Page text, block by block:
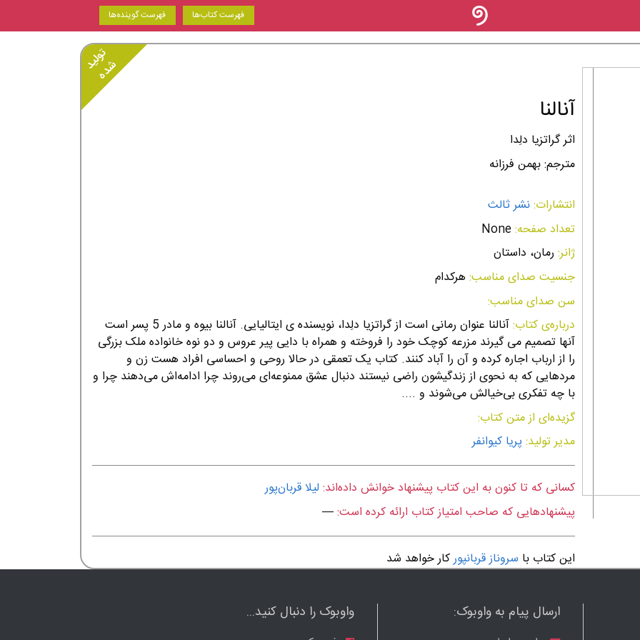
فهرست گوینده‌ها فهرست کتاب‌ها
تولید
شده
آنالنا
اثر گراتزیا دلِدا
مترجم: بهمن فرزانه
انتشارات:نشر ثالث
تعداد صفحه:None
ژانر:رمان، داستان
جنسیت صدای مناسب:هرکدام
سن صدای مناسب:
درباره‌ی کتاب:
آنالنا عنوان رمانی است از گراتزیا دلِدا، نویسنده ی ایتالیایی. آنالنا بیوه و مادر 5 پسر است
آنها تصمیم می گیرند مزرعه کوچک خود را فروخته و همراه با دایی پیر عروس و دو نوه خانواده ملک بزرگی
را از ارباب اجاره کرده و آن را آباد کنند. کتاب یک تعمقی در حالا روحی و احساسی افراد هست زن و
مردهایی که به نحوی از زندگیشون راضی نیستند دنبال عشق ممنوعه‌ای می‌روند چرا ادامه‌اش می‌دهند چرا و
با چه تفکری بی‌خیالش می‌شوند و ....
گزیده‌ای از متن کتاب:
مدیر تولید: پریا کیوانفر
کسانی که تا کنون به این کتاب پیشنهاد خوانش داده‌اند: لیلا قربان‌پور
پیشنهادهایی که صاحب امتیاز کتاب ارائه کرده است:—
این کتاب با سروناز قربانپورکار خواهد شد
ارسال پیام به واوبوک: واوبوک را دنبال کنید...